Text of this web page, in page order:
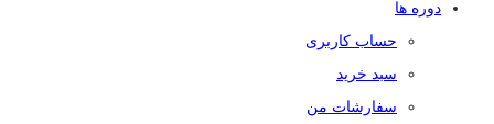
دوره ها
حساب کاربری
سبد خرید
سفارشات من